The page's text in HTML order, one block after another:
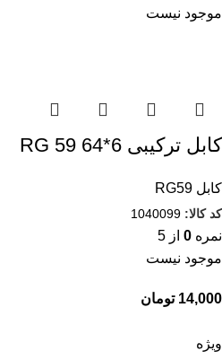
موجود نیست
کابل ترکیبی RG 59 64*6
کابل RG59
کد کالا: 1040099
نمره 0 از 5
موجود نیست
تومان
ویژه